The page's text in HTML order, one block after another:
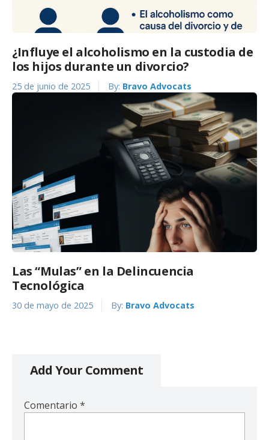
¿Influye el alcoholismo en la custodia de
los hijos durante un divorcio?
25 de junio de 2025 By: Bravo Advocats
Las “Mulas” en la Delincuencia
Tecnológica
30 de mayo de 2025 By: Bravo Advocats
Add Your Comment
Comentario *